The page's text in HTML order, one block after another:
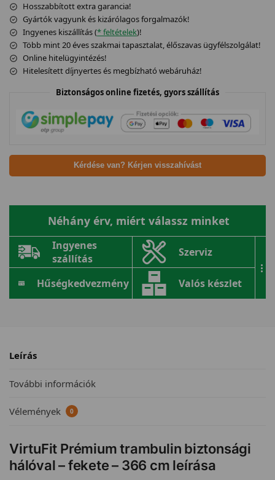
Hosszabbított extra garancia!
Gyártók vagyunk és kizárólagos forgalmazók!
Ingyenes kiszállítás (* feltételek)!
Több mint 20 éves szakmai tapasztalat, élőszavas ügyfélszolgálat!
Online hitelügyintézés!
Hitelesített díjnyertes és megbízható webáruház!
Biztonságos online fizetés, gyors szállítás
Kérdése van? Kérjen visszahívást
Néhány érv, miért válassz minket
Ingyenes
szállítás
Szerviz
Hűségkedvezmény Valós készlet
...
Leírás
További információk
Vélemények 0
VirtuFit Prémium trambulin biztonsági
hálóval – fekete – 366 cm leírása